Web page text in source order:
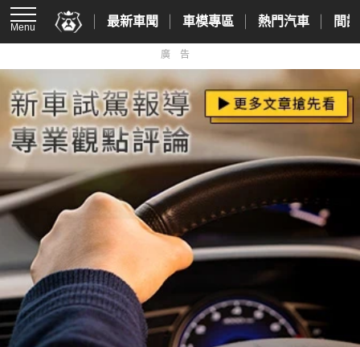
Menu 最新車聞 車模專區 熱門汽車 間
廣告